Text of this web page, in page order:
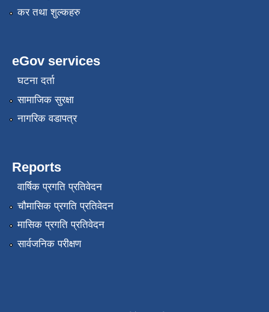
कर तथा शुल्कहरु
eGov services
घटना दर्ता
सामाजिक सुरक्षा
नागरिक वडापत्र
Reports
वार्षिक प्रगति प्रतिवेदन
चौमासिक प्रगति प्रतिवेदन
मासिक प्रगति प्रतिवेदन
सार्वजनिक परीक्षण